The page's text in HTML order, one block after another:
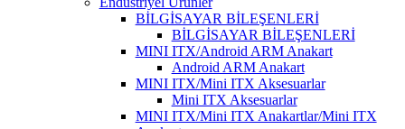
BİLGİSAYAR BİLEŞENLERİ
BİLGİSAYAR BİLEŞENLERİ
MINI ITX/Android ARM Anakart
Android ARM Anakart
MINI ITX/Mini ITX Aksesuarlar
Mini ITX Aksesuarlar
MINI ITX/Mini ITX Anakartlar/Mini ITX